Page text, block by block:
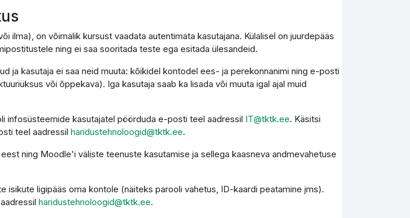
ilma), on võimalik kursust vaadata autentimata kasutajana. Külalisel on juurdepääs
ning ei saa sooritada teste ega esitada ülesandeid.
ja kasutaja ei saa neid muuta: kõikidel kontodel ees- ja perekonnanimi ning e-posti
või õppekava). Iga kasutaja saab ka lisada või muuta igal ajal muid
infosüsteemide kasutajatel pöörduda e-posti teel aadressil IT@tktk.ee. Käsitsi
teel aadressil haridustehnoloogid@tktk.ee.
ning Moodle'i väliste teenuste kasutamise ja sellega kaasneva andmevahetuse
ligipääs oma kontole (näiteks parooli vahetus, ID-kaardi peatamine jms).
haridustehnoloogid@tktk.ee.